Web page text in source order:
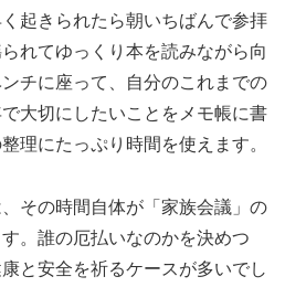
起きられたら朝いちばんで参拝
れてゆっくり本を読みながら向
チに座って、自分のこれまでの
大切にしたいことをメモ帳に書
理にたっぷり時間を使えます。
その時間自体が「家族会議」の
。誰の厄払いなのかを決めつ
と安全を祈るケースが多いでし